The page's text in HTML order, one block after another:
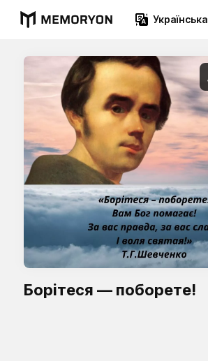
Українська
Борітеся — поборете!